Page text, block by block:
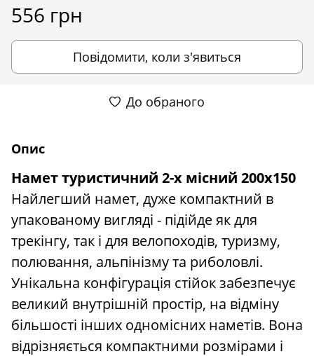
556 грн
Повідомити, коли з'явиться
До обраного
Опис
Намет туристичний 2-х місний 200x150
Найлегший намет, дуже компактний в
упакованому вигляді - підійде як для
трекінгу, так і для велопоходів, туризму,
полювання, альпінізму та риболовлі.
Унікальна конфігурація стійок забезпечує
великий внутрішній простір, на відміну
більшості інших одномісних наметів. Вона
відрізняється компактними розмірами і